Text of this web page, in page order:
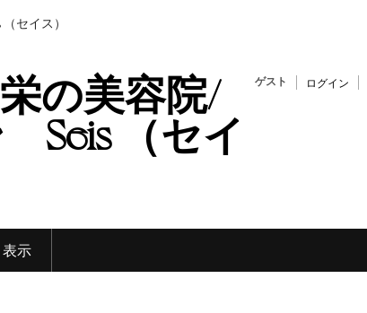
セイス）
の美容院/
Seis （セイ
ゲスト ログイン
示